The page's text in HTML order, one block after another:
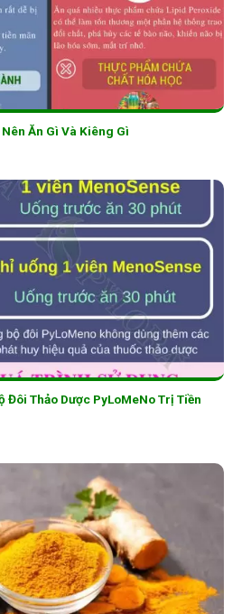
Ăn Gì Và Kiêng Gì
Đôi Thảo Dược PyLoMeNo Trị Tiền